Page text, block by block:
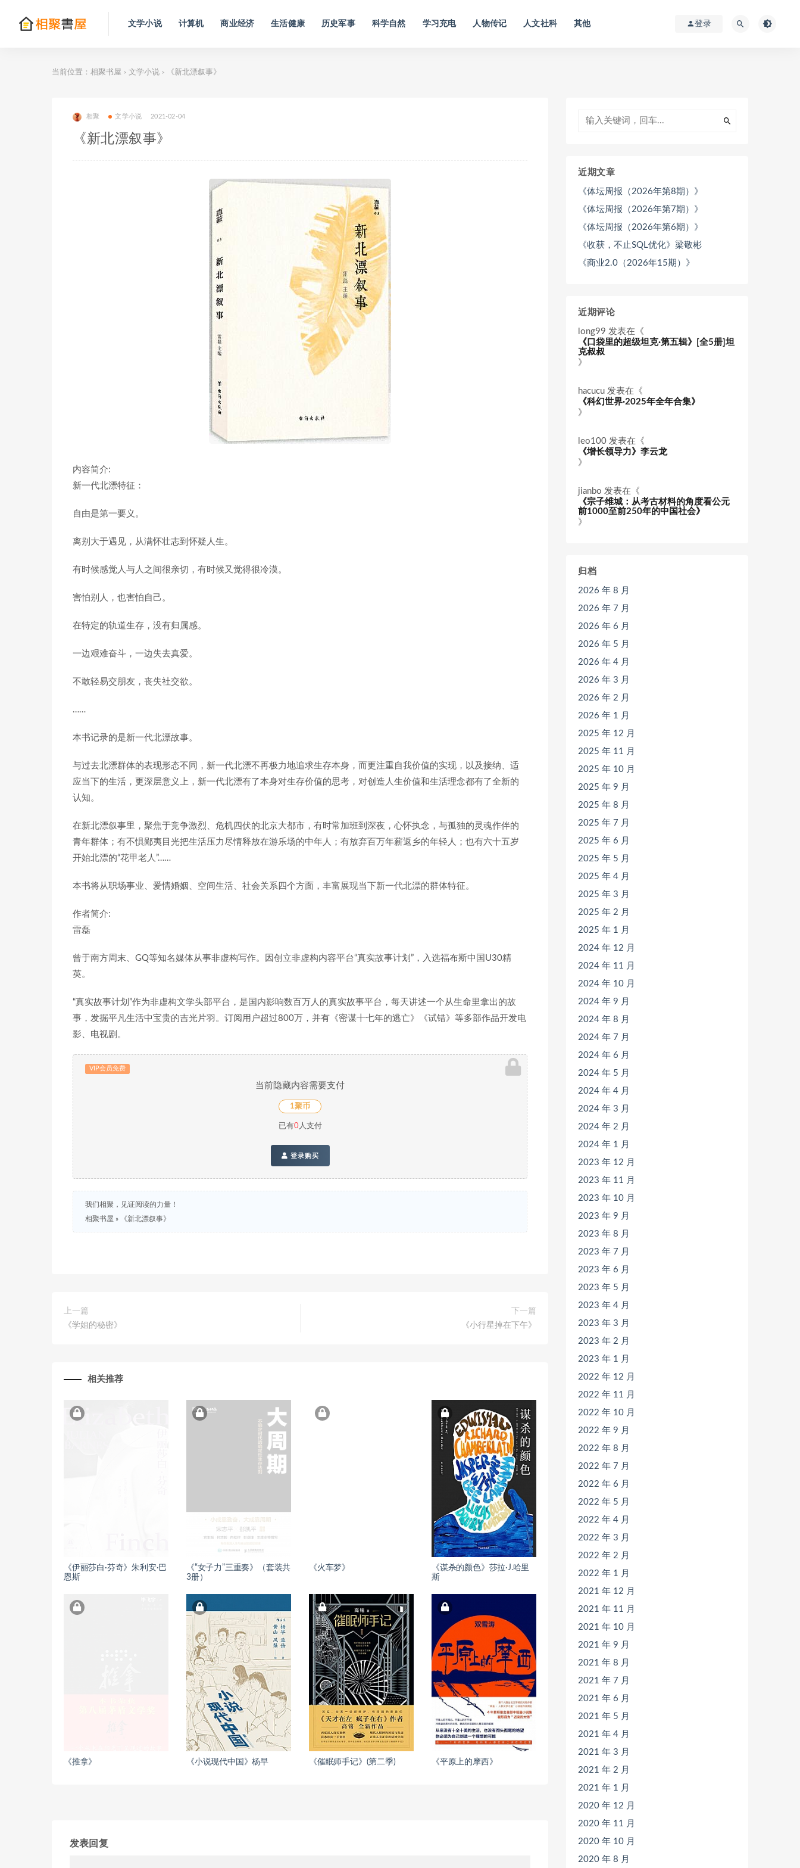
文学小说 计算机 商业经济 生活健康 历史军事 科学自然 学习充电 人物传记 人文社科 其他 登录
当前位置： 相聚书屋 > 文学小说 > 《新北漂叙事》
相聚 文学小说 2021-02-04
《新北漂叙事》
内容简介:
新一代北漂特征：
自由是第一要义。
离别大于遇见，从满怀壮志到怀疑人生。
有时候感觉人与人之间很亲切，有时候又觉得很冷漠。
害怕别人，也害怕自己。
在特定的轨道生存，没有归属感。
一边艰难奋斗，一边失去真爱。
不敢轻易交朋友，丧失社交欲。
……
本书记录的是新一代北漂故事。
与过去北漂群体的表现形态不同，新一代北漂不再极力地追求生存本身，而更注重自我价值的实现，以及接纳、适
应当下的生活，更深层意义上，新一代北漂有了本身对生存价值的思考，对创造人生价值和生活理念都有了全新的
认知。
在新北漂叙事里，聚焦于竞争激烈、危机四伏的北京大都市，有时常加班到深夜，心怀执念，与孤独的灵魂作伴的
青年群体；有不惧鄙夷目光把生活压力尽情释放在游乐场的中年人；有放弃百万年薪返乡的年轻人；也有六十五岁
开始北漂的“花甲老人”……
本书将从职场事业、爱情婚姻、空间生活、社会关系四个方面，丰富展现当下新一代北漂的群体特征。
作者简介:
雷磊
曾于南方周末、GQ等知名媒体从事非虚构写作。因创立非虚构内容平台“真实故事计划”，入选福布斯中国U30精
英。
“真实故事计划”作为非虚构文学头部平台，是国内影响数百万人的真实故事平台，每天讲述一个从生命里拿出的故
事，发掘平凡生活中宝贵的吉光片羽。订阅用户超过800万，并有《密谋十七年的逃亡》《试错》等多部作品开发电
影、电视剧。
VIP会员免费
当前隐藏内容需要支付
1聚币
已有0人支付
登录购买
我们相聚，见证阅读的力量！
相聚书屋 » 《新北漂叙事》
上一篇
《学姐的秘密》
下一篇
《小行星掉在下午》
相关推荐
《伊丽莎白·芬奇》朱利安·巴
恩斯
《“女子力”三重奏》（套装共
3册）
《火车梦》
《谋杀的颜色》莎拉·J.哈里
斯
《推拿》 《小说现代中国》杨早 《催眠师手记》(第二季) 《平原上的摩西》
发表回复
近期文章
《体坛周报（2026年第8期）》
《体坛周报（2026年第7期）》
《体坛周报（2026年第6期）》
《收获，不止SQL优化》梁敬彬
《商业2.0（2026年15期）》
近期评论
long99 发表在《
《口袋里的超级坦克·第五辑》[全5册]坦
克叔叔
》
hacucu 发表在《
《科幻世界·2025年全年合集》
》
leo100 发表在《
《增长领导力》李云龙
》
jianbo 发表在《
《宗子维城：从考古材料的角度看公元
前1000至前250年的中国社会》
》
归档
2026 年 8 月
2026 年 7 月
2026 年 6 月
2026 年 5 月
2026 年 4 月
2026 年 3 月
2026 年 2 月
2026 年 1 月
2025 年 12 月
2025 年 11 月
2025 年 10 月
2025 年 9 月
2025 年 8 月
2025 年 7 月
2025 年 6 月
2025 年 5 月
2025 年 4 月
2025 年 3 月
2025 年 2 月
2025 年 1 月
2024 年 12 月
2024 年 11 月
2024 年 10 月
2024 年 9 月
2024 年 8 月
2024 年 7 月
2024 年 6 月
2024 年 5 月
2024 年 4 月
2024 年 3 月
2024 年 2 月
2024 年 1 月
2023 年 12 月
2023 年 11 月
2023 年 10 月
2023 年 9 月
2023 年 8 月
2023 年 7 月
2023 年 6 月
2023 年 5 月
2023 年 4 月
2023 年 3 月
2023 年 2 月
2023 年 1 月
2022 年 12 月
2022 年 11 月
2022 年 10 月
2022 年 9 月
2022 年 8 月
2022 年 7 月
2022 年 6 月
2022 年 5 月
2022 年 4 月
2022 年 3 月
2022 年 2 月
2022 年 1 月
2021 年 12 月
2021 年 11 月
2021 年 10 月
2021 年 9 月
2021 年 8 月
2021 年 7 月
2021 年 6 月
2021 年 5 月
2021 年 4 月
2021 年 3 月
2021 年 2 月
2021 年 1 月
2020 年 12 月
2020 年 11 月
2020 年 10 月
2020 年 8 月